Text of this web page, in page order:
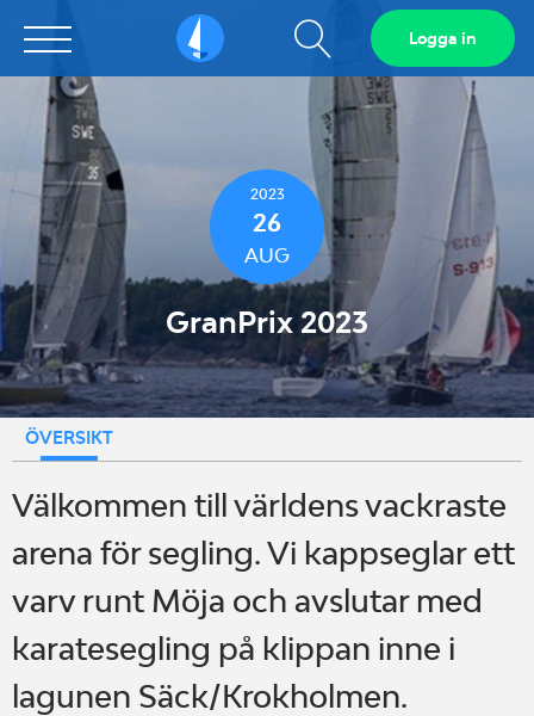
Sailarena Visa
sökfält
Logga in
2023
26
AUG
GranPrix 2023
ÖVERSIKT
Välkommen till världens vackraste
arena för segling. Vi kappseglar ett
varv runt Möja och avslutar med
karatesegling på klippan inne i
lagunen Säck/Krokholmen.